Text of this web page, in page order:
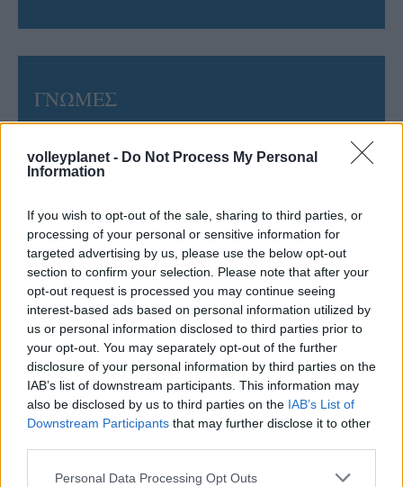
volleyplanet - Do Not Process My Personal
Information
If you wish to opt-out of the sale, sharing to third parties, or
processing of your personal or sensitive information for
targeted advertising by us, please use the below opt-out
section to confirm your selection. Please note that after your
opt-out request is processed you may continue seeing
interest-based ads based on personal information utilized by
us or personal information disclosed to third parties prior to
your opt-out. You may separately opt-out of the further
disclosure of your personal information by third parties on the
IAB’s list of downstream participants. This information may
also be disclosed by us to third parties on the IAB’s List of
Downstream Participants that may further disclose it to other
Please note that this website/app uses one or more Google
Personal Data Processing Opt Outs
ΓΝΩΜΕΣ
Από την Περούτζια του 2000
στο σήμερα: Tο τρίτο
ευρωπαϊκό ραντεβού του
Παναθηναϊκού με την
ιστορία
ΗΛΙΑΣ ΠΑΠΑΪΩΑΝΝΟΥ
08/03/2026
Αναγνώριση και σεβασμός
οι σημαντικότερες νίκες του
Α.Ο. Θήρας